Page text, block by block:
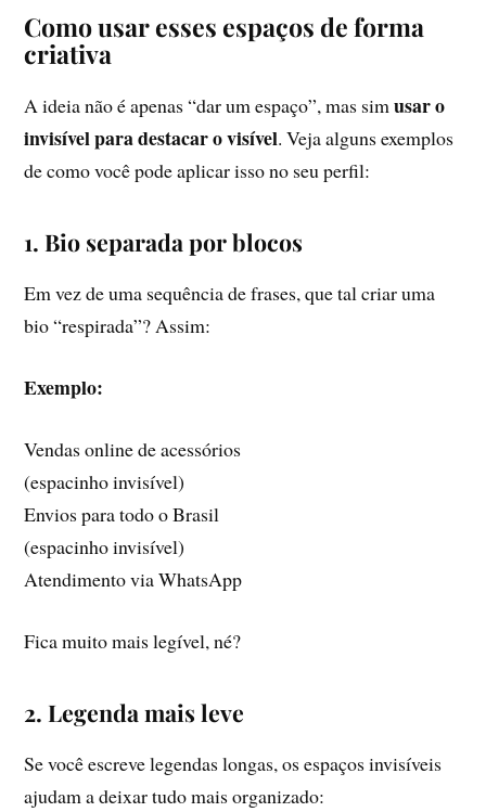
Como usar esses espaços de forma
criativa
A ideia não é apenas “dar um espaço”, mas simusar o
invisível para destacar o visível. Veja alguns exemplos
de como você pode aplicar isso no seu perfil:
1. Bio separada por blocos
Em vez de uma sequência de frases, que tal criar uma
bio “respirada”? Assim:
Exemplo:
Vendas online de acessórios
(espacinho invisível)
Envios para todo o Brasil
(espacinho invisível)
Atendimento via WhatsApp
Fica muito mais legível, né?
2. Legenda mais leve
Se você escreve legendas longas, os espaços invisíveis
ajudam a deixar tudo mais organizado: